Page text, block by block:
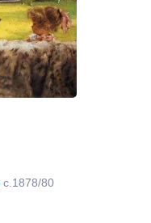
c.1878/80